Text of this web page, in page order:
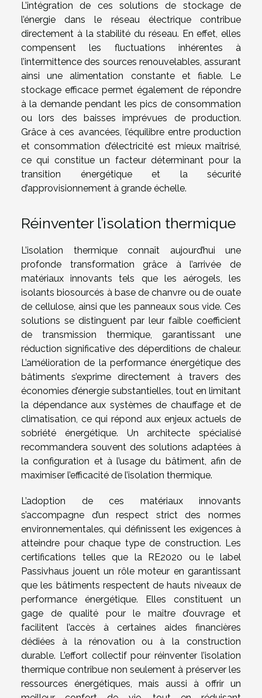
L’intégration de ces solutions de stockage de
l’énergie dans le réseau électrique contribue
directement à la stabilité du réseau. En effet, elles
compensent les fluctuations inhérentes à
l’intermittence des sources renouvelables, assurant
ainsi une alimentation constante et fiable. Le
stockage efficace permet également de répondre
à la demande pendant les pics de consommation
ou lors des baisses imprévues de production.
Grâce à ces avancées, l’équilibre entre production
et consommation d’électricité est mieux maîtrisé,
ce qui constitue un facteur déterminant pour la
transition énergétique et la sécurité
d’approvisionnement à grande échelle.
Réinventer l’isolation thermique
L’isolation thermique connaît aujourd’hui une
profonde transformation grâce à l’arrivée de
matériaux innovants tels que les aérogels, les
isolants biosourcés à base de chanvre ou de ouate
de cellulose, ainsi que les panneaux sous vide. Ces
solutions se distinguent par leur faible coefficient
de transmission thermique, garantissant une
réduction significative des déperditions de chaleur.
L’amélioration de la performance énergétique des
bâtiments s’exprime directement à travers des
économies d’énergie substantielles, tout en limitant
la dépendance aux systèmes de chauffage et de
climatisation, ce qui répond aux enjeux actuels de
sobriété énergétique. Un architecte spécialisé
recommandera souvent des solutions adaptées à
la configuration et à l’usage du bâtiment, afin de
maximiser l’efficacité de l’isolation thermique.
L’adoption de ces matériaux innovants
s’accompagne d’un respect strict des normes
environnementales, qui définissent les exigences à
atteindre pour chaque type de construction. Les
certifications telles que la RE2020 ou le label
Passivhaus jouent un rôle moteur en garantissant
que les bâtiments respectent de hauts niveaux de
performance énergétique. Elles constituent un
gage de qualité pour le maître d’ouvrage et
facilitent l’accès à certaines aides financières
dédiées à la rénovation ou à la construction
durable. L’effort collectif pour réinventer l’isolation
thermique contribue non seulement à préserver les
ressources énergétiques, mais aussi à offrir un